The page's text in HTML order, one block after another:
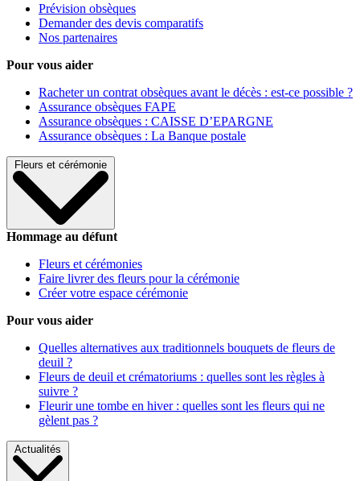
Prévision obsèques
Demander des devis comparatifs
Nos partenaires
Pour vous aider
Racheter un contrat obsèques avant le décès : est-ce possible ?
Assurance obsèques FAPE
Assurance obsèques : CAISSE D’EPARGNE
Assurance obsèques : La Banque postale
Fleurs et cérémonie
Hommage au défunt
Fleurs et cérémonies
Faire livrer des fleurs pour la cérémonie
Créer votre espace cérémonie
Pour vous aider
Quelles alternatives aux traditionnels bouquets de fleurs de
deuil ?
Fleurs de deuil et crématoriums : quelles sont les règles à
suivre ?
Fleurir une tombe en hiver : quelles sont les fleurs qui ne
gèlent pas ?
Actualités